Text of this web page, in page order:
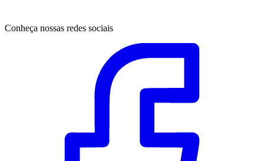
Conheça nossas redes sociais